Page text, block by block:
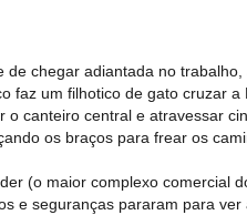
de chegar adiantada no
faz um filhotico de gato cruzar a
canteiro central e atravessar
os braços para frear os
(o maior complexo comercial
e seguranças pararam para